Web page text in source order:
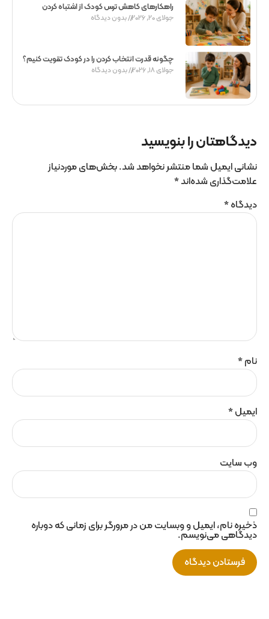
راهکارهای کاهش ترس کودک از اشتباه کردن
جولای 20, 2026 بدون دیدگاه
چگونه قدرت انتخاب کردن را در کودک تقویت کنیم؟
جولای 18, 2026 بدون دیدگاه
دیدگاهتان را بنویسید
نشانی ایمیل شما منتشر نخواهد شد.بخش‌های موردنیاز
علامت‌گذاری شده‌اند*
دیدگاه*
نام*
ایمیل*
وب‌ سایت
ذخیره نام، ایمیل و وبسایت من در مرورگر برای زمانی که دوباره
دیدگاهی می‌نویسم.